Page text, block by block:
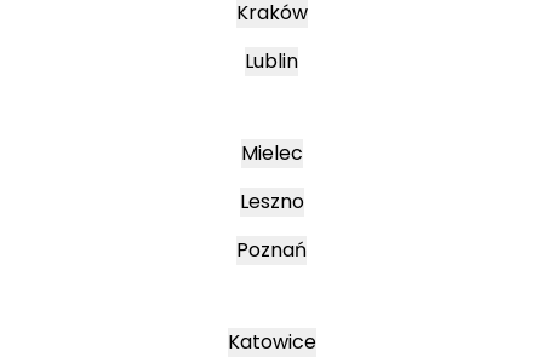
Kraków
Lublin
Mielec
Leszno
Poznań
Katowice